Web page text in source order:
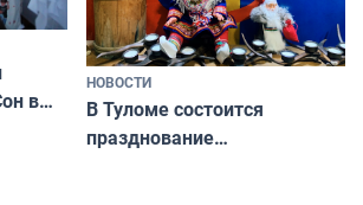
в
НОВОСТИ
В Туломе состоится
празднование